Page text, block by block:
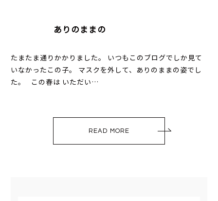
ありのままの
たまたま通りかかりました。 いつもこのブログでしか見て
いなかったこの子。 マスクを外して、ありのままの姿でし
た。 この春は いただい…
READ MORE